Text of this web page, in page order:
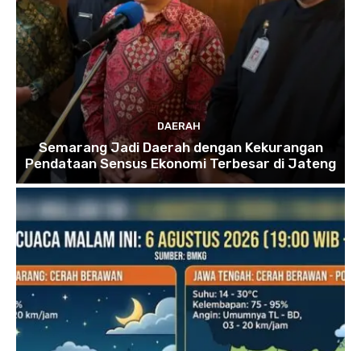
DAERAH
Semarang Jadi Daerah dengan Kekurangan
Pendataan Sensus Ekonomi Terbesar di Jateng